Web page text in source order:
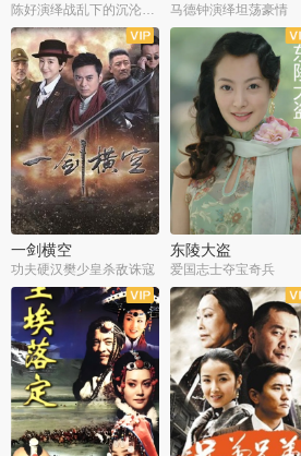
马德钟演绎坦荡豪情
全40集
一剑横空
功夫硬汉樊少皇杀敌诛寇
全33集
东陵大盗
爱国志士夺宝奇兵
全25集
全50集